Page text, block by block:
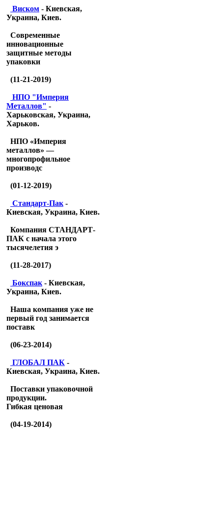
Виском - Киевская,
Украина, Киев.
Современные
инновационные
защитные методы
упаковки
(11-21-2019)
НПО "Империя
Металлов" -
Харьковская, Украина,
Харьков.
НПО «Империя
металлов» —
многопрофильное
производс
(01-12-2019)
Стандарт-Пак -
Киевская, Украина, Киев.
Компания СТАНДАРТ-
ПАК с начала этого
тысячелетия э
(11-28-2017)
Бокспак - Киевская,
Украина, Киев.
Наша компания уже не
первый год занимается
поставк
(06-23-2014)
ГЛОБАЛ ПАК -
Киевская, Украина, Киев.
Поставки упаковочной
продукции.
Гибкая ценовая
(04-19-2014)